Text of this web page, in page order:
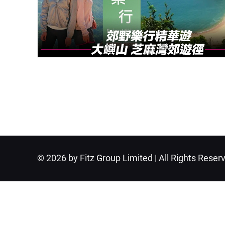
© 2026 by Fitz Group Limited | All Rights